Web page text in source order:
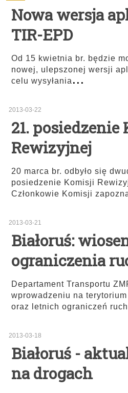
Nowa wersja
TIR-EPD
Od 15 kwietnia br. będzie
nowej, ulepszonej wersji
celu wysyłania...
2013-03-22
21.
Rewizyjnej
20 marca br. odbyło się
posiedzenie Komisji
Członkowie Komisji
2013-03-21
Białoruś:
ograniczenia
Departament Transportu
wprowadzeniu na
oraz letnich ograniczeń
2013-03-18
Białoruś -
na drogach